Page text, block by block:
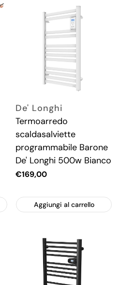
De' Longhi
Termoarredo
scaldasalviette
programmabile Barone
De' Longhi 500w Bianco
Prezzo
€169,00
Aggiungi al carrello